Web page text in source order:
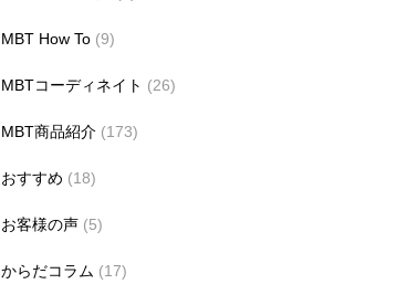
MBT How To (9)
MBTコーディネイト (26)
MBT商品紹介 (173)
おすすめ (18)
お客様の声 (5)
からだコラム (17)